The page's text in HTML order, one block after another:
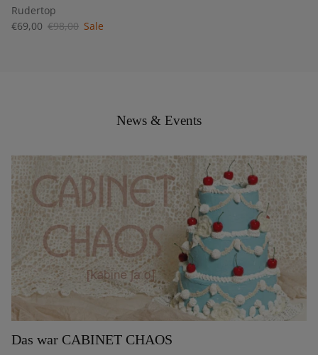
Rudertop
€69,00 €98,00 Sale
News & Events
Das war CABINET CHAOS